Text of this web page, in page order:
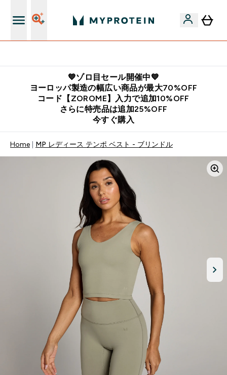
💙ゾロ目セール開催中💙
ヨーロッパ製造の幅広い商品が最大70%OFF
コード【ZOROME】入力で追加10%OFF
さらに特売品は追加25%OFF
今すぐ購入
Home MP レディース テンポ ベスト - ブリンドル